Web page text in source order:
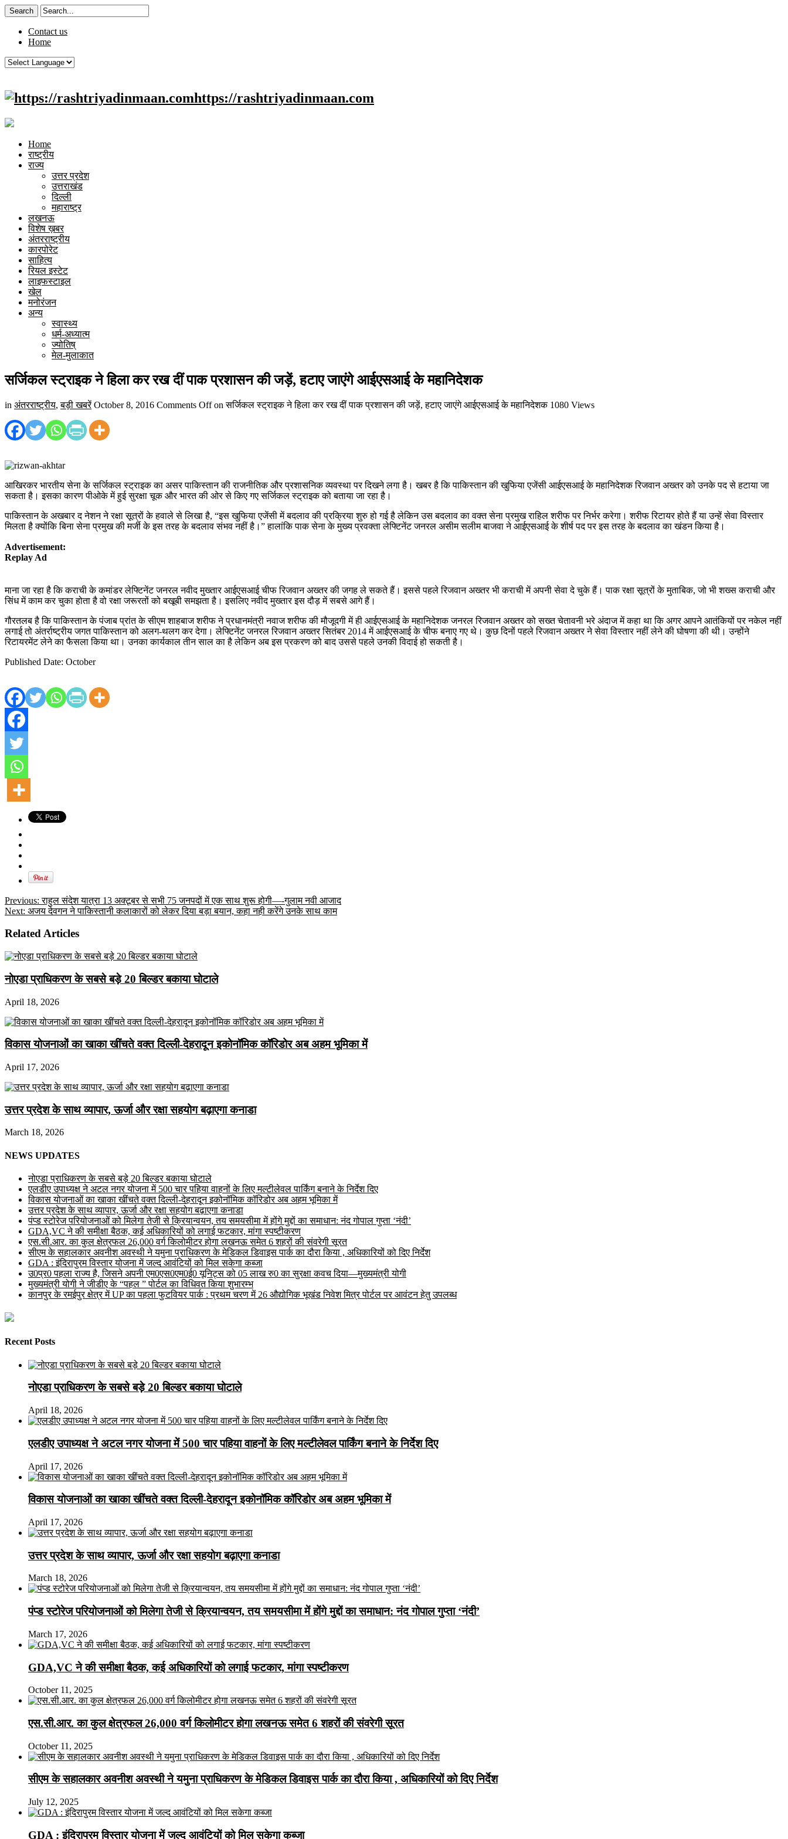
Contact us
Home
https://rashtriyadinmaan.com
Home
राष्ट्रीय
राज्य
उत्तर प्रदेश
उत्तराखंड
दिल्ली
महाराष्ट्र
लखनऊ
विशेष ख़बर
अंतरराष्ट्रीय
कारपोरेट
साहित्य
रियल इस्टेट
लाइफस्टाइल
खेल
मनोरंजन
अन्य
स्वास्थ्य
धर्म-अध्यात्म
ज्योतिष्
मेल-मुलाकात
सर्जिकल स्ट्राइक ने हिला कर रख दीं पाक प्रशासन की जड़ें, हटाए जाएंगे आईएसआई के महानिदेशक
in अंतरराष्ट्रीय,बड़ी खबरें October 8, 2016 Comments Offon सर्जिकल स्ट्राइक ने हिला कर रख दीं पाक प्रशासन की जड़ें, हटाए जाएंगे आईएसआई के महानिदेशक 1080 Views
आखिरकर भारतीय सेना के सर्जिकल स्ट्राइक का असर पाकिस्तान की राजनीतिक और प्रशासनिक व्यवस्था पर दिखने लगा है। खबर है कि पाकिस्तान की खुफिया एजेंसी आईएसआई के महानिदेशक रिजवान अख्तर को उनके पद से हटाया जा
सकता है। इसका कारण पीओके में हुई सुरक्षा चूक और भारत की ओर से किए गए सर्जिकल स्ट्राइक को बताया जा रहा है।
पाकिस्तान के अखबार द नेशन ने रक्षा सूत्रों के हवाले से लिखा है, “इस खुफिया एजेंसी में बदलाव की प्रक्रिया शुरु हो गई है लेकिन उस बदलाव का वक्त सेना प्रमुख राहिल शरीफ पर निर्भर करेगा। शरीफ रिटायर होते हैं या उन्हें सेवा विस्तार
मिलता है क्योंकि बिना सेना प्रमुख की मर्जी के इस तरह के बदलाव संभव नहीं है।” हालांकि पाक सेना के मुख्य प्रवक्ता लेफ्टिनेंट जनरल असीम सलीम बाजवा ने आईएसआई के शीर्ष पद पर इस तरह के बदलाव का खंडन किया है।
Advertisement:
Replay Ad
माना जा रहा है कि कराची के कमांडर लेफ्टिनेंट जनरल नवीद मुख्तार आईएसआई चीफ रिजवान अख्तर की जगह ले सकते हैं। इससे पहले रिजवान अख्तर भी कराची में अपनी सेवा दे चुके हैं। पाक रक्षा सूत्रों के मुताबिक, जो भी शख्स कराची और
सिंध में काम कर चुका होता है वो रक्षा जरूरतों को बखूबी समझता है। इसलिए नवीद मुख्तार इस दौड़ में सबसे आगे हैं।
गौरतलब है कि पाकिस्तान के पंजाब प्रांत के सीएम शाहबाज शरीफ ने प्रधानमंत्री नवाज शरीफ की मौजूदगी में ही आईएसआई के महानिदेशक जनरल रिजवान अख्तर को सख्त चेतावनी भरे अंदाज में कहा था कि अगर आपने आतंकियों पर नकेल नहीं
लगाई तो अंतर्राष्ट्रीय जगत पाकिस्तान को अलग-थलग कर देगा। लेफ्टिनेंट जनरल रिजवान अख्तर सितंबर 2014 में आईएसआई के चीफ बनाए गए थे। कुछ दिनों पहले रिजवान अख्तर ने सेवा विस्तार नहीं लेने की घोषणा की थी। उन्होंने
रिटायरमेंट लेने का फैसला किया था। उनका कार्यकाल तीन साल का है लेकिन अब इस प्रकरण को बाद उससे पहले उनकी विदाई हो सकती है।
Published Date: October
Previous: राहुल संदेश यात्रा 13 अक्टूबर से सभी 75 जनपदों में एक साथ शुरू होगी—-गुलाम नवी आजाद
Next: अजय देवगन ने पाकिस्तानी कलाकारों को लेकर दिया बड़ा बयान, कहा नही करेंगे उनके साथ काम
Related Articles
नोएडा प्राधिकरण के सबसे बड़े 20 बिल्डर बकाया घोटाले
April 18, 2026
विकास योजनाओं का खाका खींचते वक्त दिल्ली-देहरादून इकोनॉमिक कॉरिडोर अब अहम भूमिका में
April 17, 2026
उत्तर प्रदेश के साथ व्यापार, ऊर्जा और रक्षा सहयोग बढ़ाएगा कनाडा
March 18, 2026
NEWS UPDATES
नोएडा प्राधिकरण के सबसे बड़े 20 बिल्डर बकाया घोटाले
एलडीए उपाध्यक्ष ने अटल नगर योजना में 500 चार पहिया वाहनों के लिए मल्टीलेवल पार्किंग बनाने के निर्देश दिए
विकास योजनाओं का खाका खींचते वक्त दिल्ली-देहरादून इकोनॉमिक कॉरिडोर अब अहम भूमिका में
उत्तर प्रदेश के साथ व्यापार, ऊर्जा और रक्षा सहयोग बढ़ाएगा कनाडा
पंप्ड स्टोरेज परियोजनाओं को मिलेगा तेजी से क्रियान्वयन, तय समयसीमा में होंगे मुद्दों का समाधान: नंद गोपाल गुप्ता ‘नंदी’
GDA,VC ने की समीक्षा बैठक, कई अधिकारियों को लगाई फटकार, मांगा स्पष्टीकरण
एस.सी.आर. का कुल क्षेत्रफल 26,000 वर्ग किलोमीटर होगा लखनऊ समेत 6 शहरों की संवरेगी सूरत
सीएम के सहालकार अवनीश अवस्थी ने यमुना प्राधिकरण के मेडिकल डिवाइस पार्क का दौरा किया , अधिकारियों को दिए निर्देश
GDA : इंदिरापुरम विस्तार योजना में जल्द आवंटियों को मिल सकेगा कब्जा
उ0प्र0 पहला राज्य है, जिसने अपनी एम0एस0एम0ई0 यूनिट्स को 05 लाख रु0 का सुरक्षा कवच दिया—मुख्यमंत्री योगी
मुख्यमंत्री योगी ने जीडीए के “पहल ” पोर्टल का विधिवत किया शुभारम्भ
कानपुर के रमईपुर क्षेत्र में UP का पहला फुटवियर पार्क : प्रथम चरण में 26 औद्योगिक भूखंड निवेश मित्र पोर्टल पर आवंटन हेतु उपलब्ध
Recent Posts
नोएडा प्राधिकरण के सबसे बड़े 20 बिल्डर बकाया घोटाले
April 18, 2026
एलडीए उपाध्यक्ष ने अटल नगर योजना में 500 चार पहिया वाहनों के लिए मल्टीलेवल पार्किंग बनाने के निर्देश दिए
April 17, 2026
विकास योजनाओं का खाका खींचते वक्त दिल्ली-देहरादून इकोनॉमिक कॉरिडोर अब अहम भूमिका में
April 17, 2026
उत्तर प्रदेश के साथ व्यापार, ऊर्जा और रक्षा सहयोग बढ़ाएगा कनाडा
March 18, 2026
पंप्ड स्टोरेज परियोजनाओं को मिलेगा तेजी से क्रियान्वयन, तय समयसीमा में होंगे मुद्दों का समाधान: नंद गोपाल गुप्ता ‘नंदी’
March 17, 2026
GDA,VC ने की समीक्षा बैठक, कई अधिकारियों को लगाई फटकार, मांगा स्पष्टीकरण
October 11, 2025
एस.सी.आर. का कुल क्षेत्रफल 26,000 वर्ग किलोमीटर होगा लखनऊ समेत 6 शहरों की संवरेगी सूरत
October 11, 2025
सीएम के सहालकार अवनीश अवस्थी ने यमुना प्राधिकरण के मेडिकल डिवाइस पार्क का दौरा किया , अधिकारियों को दिए निर्देश
July 12, 2025
GDA : इंदिरापुरम विस्तार योजना में जल्द आवंटियों को मिल सकेगा कब्जा